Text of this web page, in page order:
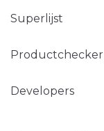
Superlijst
Productchecker
Developers